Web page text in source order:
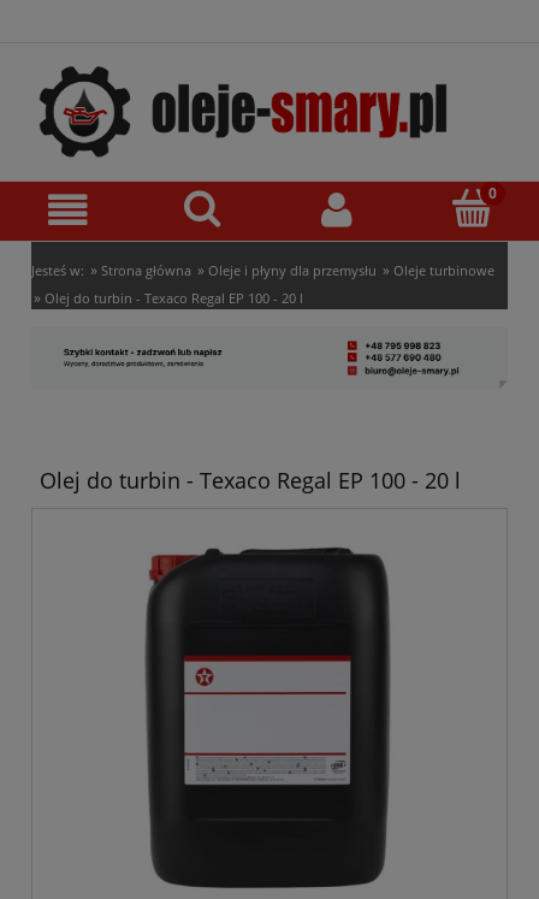
Jesteś w: » Strona główna » Oleje i płyny dla przemysłu » Oleje turbinowe
» Olej do turbin - Texaco Regal EP 100 - 20 l
Olej do turbin - Texaco Regal EP 100 - 20 l